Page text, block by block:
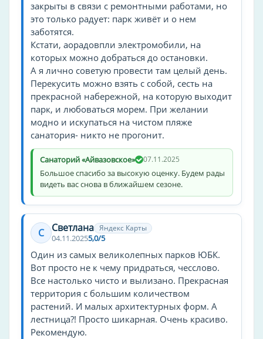
Интернет
бизнес-центр
уборка
бар
конференц-зал
врач
прачечная
дискотека
аниматоры
баня
шезлонги
зонтики
терраса
игровая комната
вечерняя программа
лифт
банкетный зал
караоке
проектор
закрыты в связи с ремонтными работами, но
это только радует: парк живёт и о нем
заботятся.
Кстати, аорадовпли электромобили, на
которых можно добраться до остановки.
А я лично советую провести там целый день.
Перекусить можно взять с собой, сесть на
прекрасной набережной, на которую выходит
парк, и любоваться морем. При желании
модно и искупаться на чистом пляже
санатория- никто не прогонит.
Санаторий «Айвазовское» 07.11.2025
Большое спасибо за высокую оценку. Будем рады
видеть вас снова в ближайшем сезоне.
С Светлана Яндекс Карты
04.11.20255,0/5
Один из самых великолепных парков ЮБК.
Вот просто не к чему придраться, чесслово.
Все настолько чисто и вылизано. Прекрасная
территория с большим количеством
растений. И малых архитектурных форм. А
лестница?! Просто шикарная. Очень красиво.
Рекомендую.